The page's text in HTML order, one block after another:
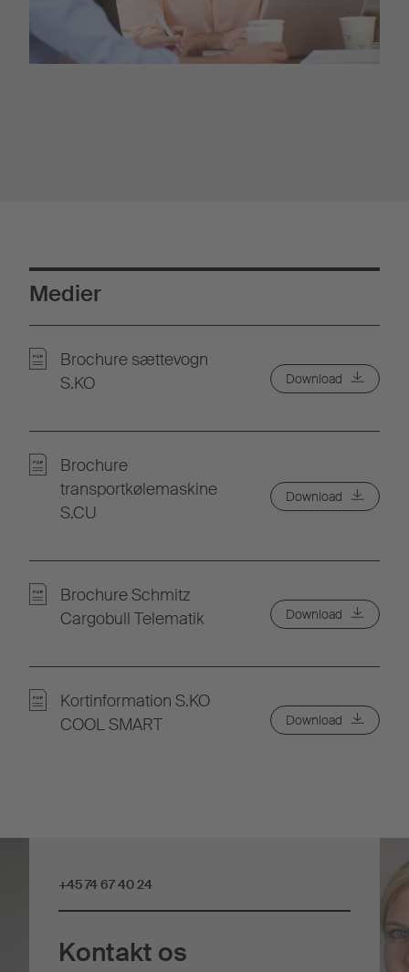
Medier
Brochure sættevogn
S.KO
Download
Brochure
transportkølemaskine
S.CU
Download
Brochure Schmitz
Cargobull Telematik
Download
Kortinformation S.KO
COOL SMART
Download
+45 74 67 40 24
Kontakt os